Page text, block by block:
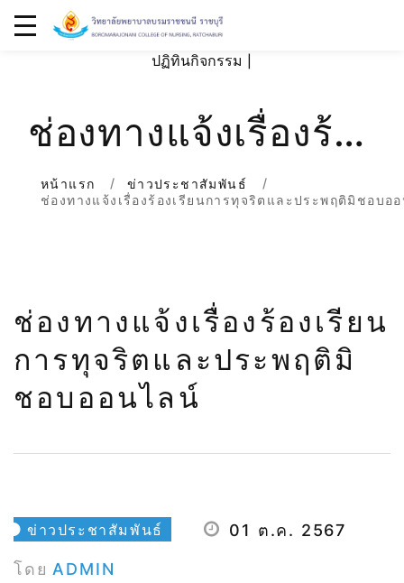
ปฏิทินกิจกรรม
ช่องทางแจ้งเรื่องร้อง
เรียนการทุจริตและ
หน้าแรก
ข่าวประชาสัมพันธ์
ช่องทางแจ้งเรื่องร้องเรียนการทุจริตและประพฤติมิชอบอ
ช่องทางแจ้งเรื่องร้องเรียน
การทุจริตและประพฤติมิ
ชอบออนไลน์
ข่าวประชาสัมพันธ์ 01 ต.ค. 2567
โดย ADMIN